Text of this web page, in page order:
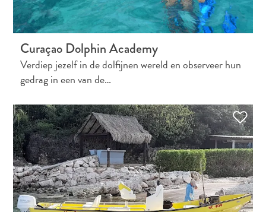
Curaçao Dolphin Academy
Verdiep jezelf in de dolfijnen wereld en observeer hun
gedrag in een van de…